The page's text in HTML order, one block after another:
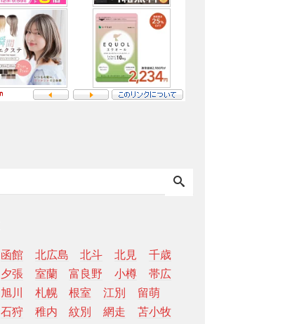
函館 北広島 北斗 北見
千歳
夕張 室蘭 富良野 小樽
帯広
旭川 札幌 根室 江別
留萌
石狩 稚内 紋別 網走
苫小牧